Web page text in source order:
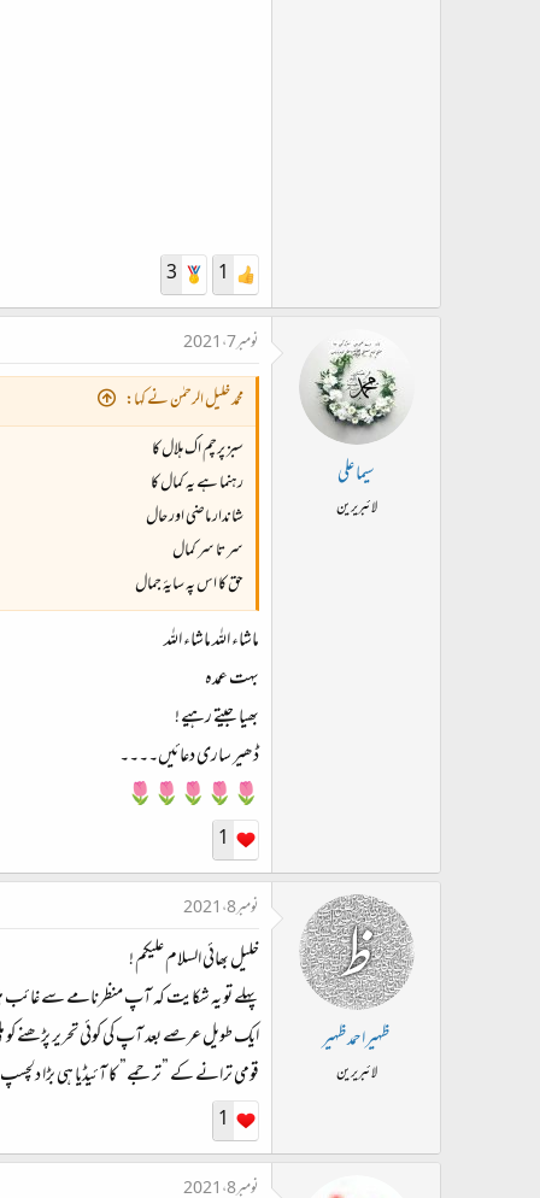
1
3
سیما علی
لائبریرین
نومبر 7، 2021
محمد خلیل الرحمٰن نے کہا:
سبز پرچم اک ہلال کا
رہنما ہے یہ کمال کا
شاندار ماضی اور حال
سر تا سر کمال
حق کا اس پہ سایۂ جمال
ماشاء اللہ ماشاء اللہ
بہت عمدہ
بھیا جیتے رہیے !
ڈھیر ساری دعائیں۔۔۔۔
🌷🌷🌷🌷🌷
1
ظہیراحمدظہیر
لائبریرین
نومبر 8، 2021
خلیل بھائی السلام علیکم !
پہلے تو یہ شکایت کہ آپ منظرنامے سے
ایک طویل عرصے بعد آپ کی کوئی تحریر پڑھنے
قومی ترانے کے ”ترجمے” کا آئیڈیا ہی بڑا
1
نومبر 8، 2021